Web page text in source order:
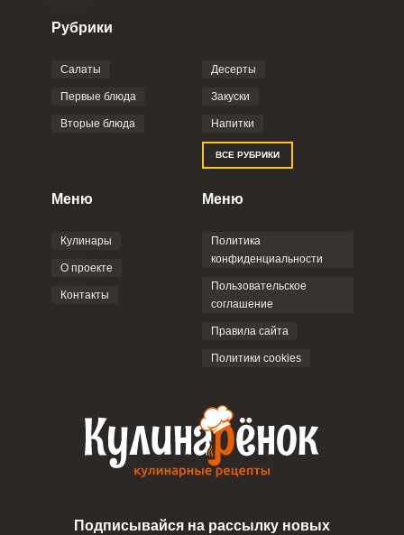
Рубрики
Салаты
Первые блюда
Вторые блюда
Десерты
Закуски
Напитки
ВСЕ РУБРИКИ
Меню
Кулинары
О проекте
Контакты
Меню
Политика
конфиденциальности
Пользовательское
соглашение
Правила сайта
Политики cookies
Подписывайся на рассылку новых